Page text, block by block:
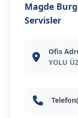
Magde
Servisler
Ofis
YOLU